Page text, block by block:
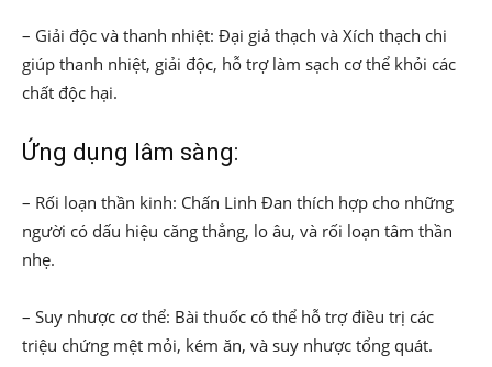
– Giải độc và thanh nhiệt: Đại giả thạch và Xích thạch chi
giúp thanh nhiệt, giải độc, hỗ trợ làm sạch cơ thể khỏi các
chất độc hại.
Ứng dụng lâm sàng:
– Rối loạn thần kinh: Chấn Linh Đan thích hợp cho những
người có dấu hiệu căng thẳng, lo âu, và rối loạn tâm thần
nhẹ.
– Suy nhược cơ thể: Bài thuốc có thể hỗ trợ điều trị các
triệu chứng mệt mỏi, kém ăn, và suy nhược tổng quát.